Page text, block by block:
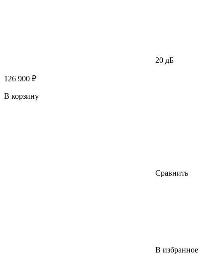
20 дБ
126 900 ₽
В корзину
Сравнить
В избранное